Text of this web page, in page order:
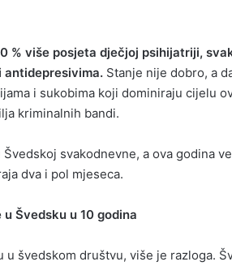
% više posjeta dječjoj psihijatriji,
antidepresivima. Stanje nije dobro, a
i sukobima koji dominiraju cijelu
kriminalnih bandi.
svakodnevne, a ova godina
dva i pol mjeseca.
Švedsku u 10 godina
u švedskom društvu, više je razloga.